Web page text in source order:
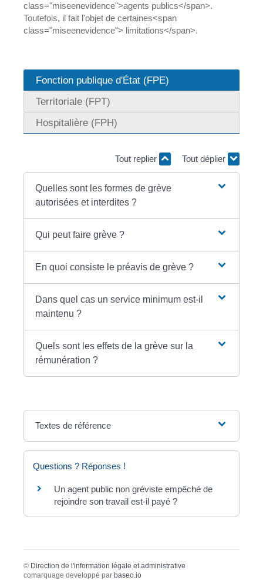
class="miseenevidence">agents publics</span>.
Toutefois, il fait l'objet de certaines<span
class="miseenevidence"> limitations</span>.
Fonction publique d'État (FPE)
Territoriale (FPT)
Hospitalière (FPH)
Tout replier Tout déplier
Quelles sont les formes de grève
autorisées et interdites ?
Qui peut faire grève ?
En quoi consiste le préavis de grève ?
Dans quel cas un service minimum est-il
maintenu ?
Quels sont les effets de la grève sur la
rémunération ?
Textes de référence
Questions ? Réponses !
Un agent public non gréviste empêché de
rejoindre son travail est-il payé ?
© Direction de l'information légale et administrative
comarquage developpé par baseo.io